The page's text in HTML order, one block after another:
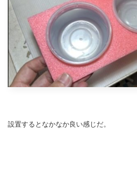
設置するとなかなか良い感じだ。